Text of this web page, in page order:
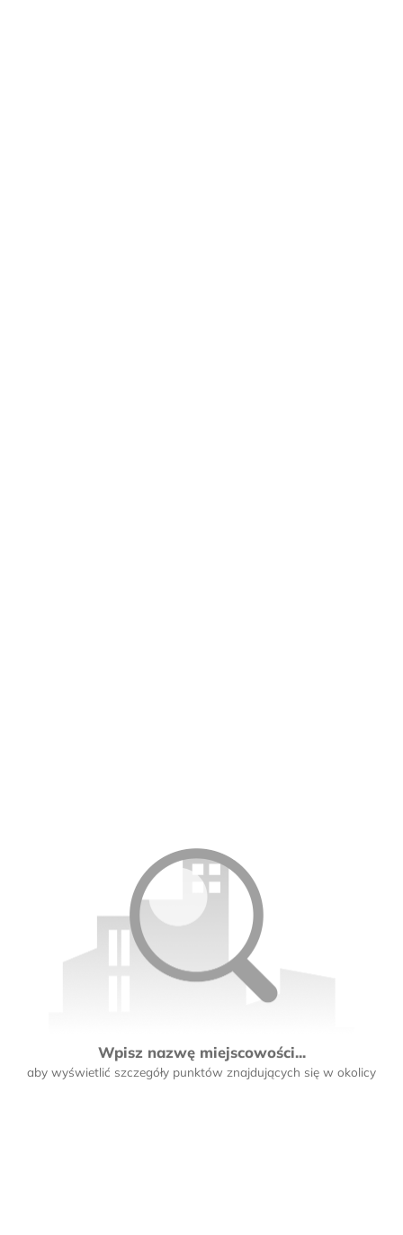
Wpisz nazwę miejscowości...
aby wyświetlić szczegóły punktów znajdujących się w okolicy